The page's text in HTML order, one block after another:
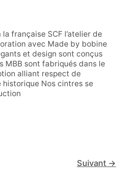
française SCF l’atelier de
avec Made by bobine
et design sont conçus
MBB sont fabriqués dans le
alliant respect de
historique Nos cintres se
Suivant →